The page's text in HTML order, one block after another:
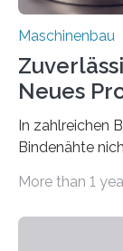
Maschinenbau
Neues
In zahlreichen
Bindenähte
Matrixmaterials
More than 1